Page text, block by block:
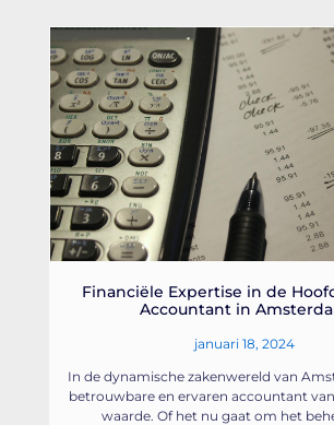
Financiële Expertise in de
Accountant in
januari 18, 2024
In de dynamische zakenwereld van
betrouwbare en ervaren accountant
waarde. Of het nu gaat om het